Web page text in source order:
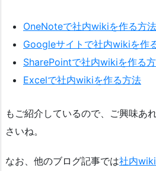
OneNoteで社内wikiを作る方法
Googleサイトで社内wikiを作
SharePointで社内wikiを作る
Excelで社内wikiを作る方法
もご紹介しているので、ご興味あ
さいね。
なお、他のブログ記事では社内